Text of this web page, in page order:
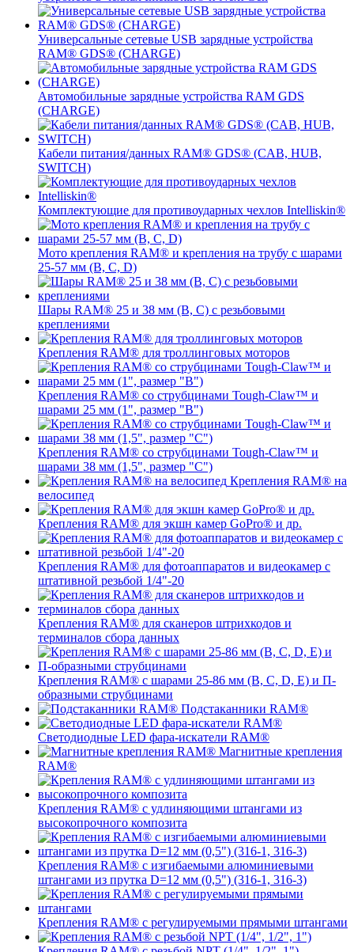
Универсальные сетевые USB зарядные устройства
RAM® GDS® (CHARGE)
Автомобильные зарядные устройства RAM GDS
(CHARGE)
Кабели питания/данных RAM® GDS® (CAB, HUB,
SWITCH)
Комплектующие для противоударных чехлов Intelliskin®
Мото крепления RAM® и крепления на трубу с шарами
25-57 мм (B, C, D)
Шары RAM® 25 и 38 мм (B, C) с резьбовыми
креплениями
Крепления RAM® для троллинговых моторов
Крепления RAM® со струбцинами Tough-Claw™ и
шарами 25 мм (1", размер "B")
Крепления RAM® со струбцинами Tough-Claw™ и
шарами 38 мм (1,5", размер "C")
Крепления RAM® на
велосипед
Крепления RAM® для экшн камер GoPro® и др.
Крепления RAM® для фотоаппаратов и видеокамер с
штативной резьбой 1/4"-20
Крепления RAM® для сканеров штрихкодов и
терминалов сбора данных
Крепления RAM® с шарами 25-86 мм (B, C, D, E) и П-
образными струбцинами
Подстаканники RAM®
Светодиодные LED фара-искатели RAM®
Магнитные крепления
RAM®
Крепления RAM® с удлиняющими штангами из
высокопрочного композита
Крепления RAM® с изгибаемыми алюминиевыми
штангами из прутка D=12 мм (0,5") (316-1, 316-3)
Крепления RAM® c регулируемыми прямыми штангами